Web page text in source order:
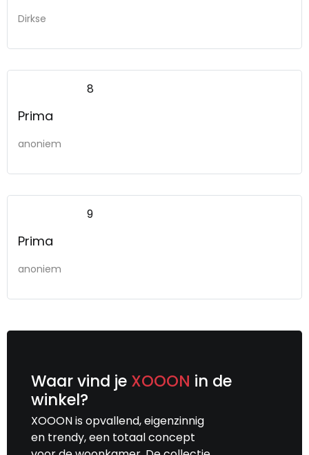
Dirkse
8
Prima
anoniem
9
Prima
anoniem
Waar vind je XOOON in de
winkel?
XOOON is opvallend, eigenzinnig
en trendy, een totaal concept